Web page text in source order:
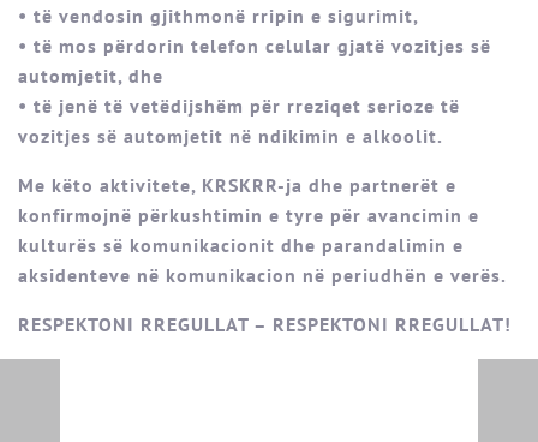
• të vendosin gjithmonë rripin e sigurimit,
• të mos përdorin telefon celular gjatë vozitjes së
automjetit, dhe
• të jenë të vetëdijshëm për rreziqet serioze të
vozitjes së automjetit në ndikimin e alkoolit.
Me këto aktivitete, KRSKRR-ja dhe partnerët e
konfirmojnë përkushtimin e tyre për avancimin e
kulturës së komunikacionit dhe parandalimin e
aksidenteve në komunikacion në periudhën e verës.
RESPEKTONI RREGULLAT – RESPEKTONI RREGULLAT!